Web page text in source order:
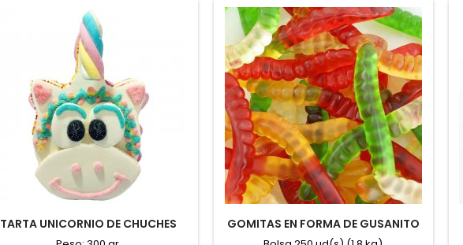
TARTA UNICORNIO DE CHUCHES GOMITAS EN FORMA DE GUSANITO